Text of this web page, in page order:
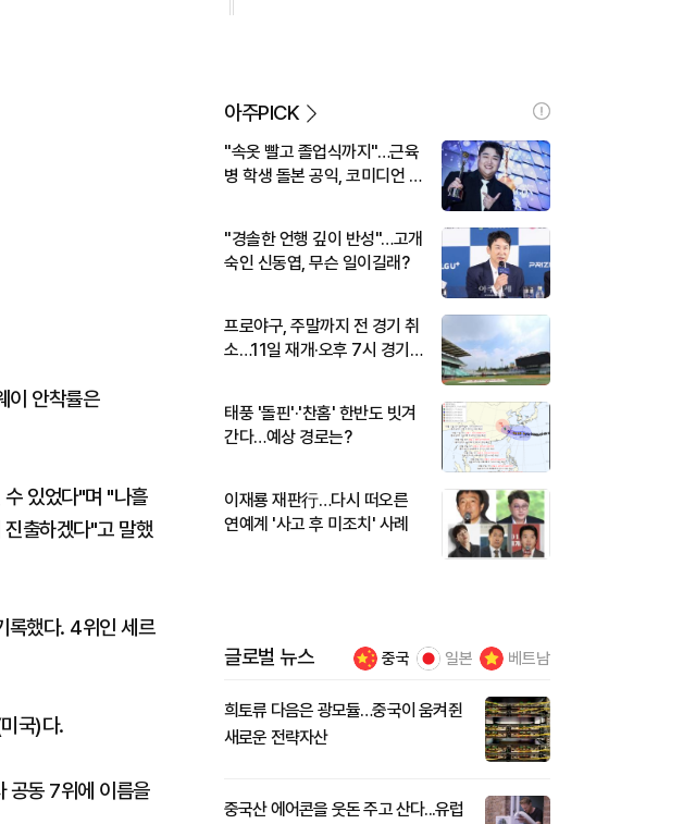
이 안착률은
있었다"며 "나흘
출하겠다"고 말했
록했다. 4위인 세르
국)다.
공동 7위에 이름을
아주PICK
"속옷 빨고 졸업식까지"…근육
병 학생 돌본 공익, 코미디언 김
"경솔한 언행 깊이 반성"…고개
숙인 신동엽, 무슨 일이길래?
프로야구, 주말까지 전 경기 취
소…11일 재개·오후 7시 경기
태풍 '돌핀'·'찬홈' 한반도 빗겨
간다…예상 경로는?
이재룡 재판行…다시 떠오른
연예계 '사고 후 미조치' 사례
글로벌 뉴스 중국 일본 베트남
희토류 다음은 광모듈…중국이 움켜쥔
새로운 전략자산
중국산 에어콘을 웃돈 주고 산다...유럽